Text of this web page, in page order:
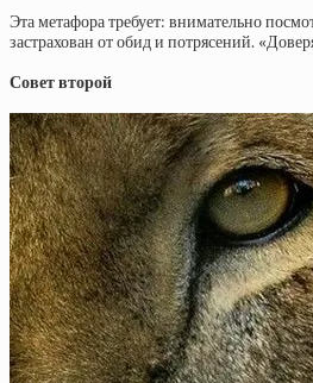
Эта метафора требует: внимательно
застрахован от обид и потрясений.
Совет второй